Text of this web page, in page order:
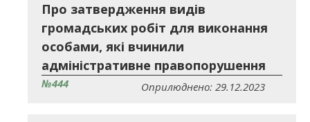
Про затвердження видів
громадських робіт для виконання
особами, які вчинили
адміністративне правопорушення
№444 Оприлюднено: 29.12.2023